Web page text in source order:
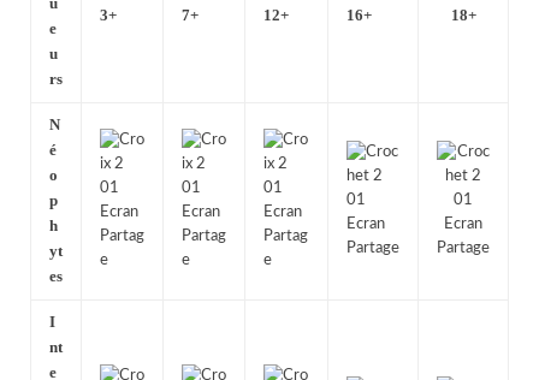
e
u
rs
3+ 7+ 12+ 16+ 18+
N
é
o
p
h
yt
es
I
nt
e